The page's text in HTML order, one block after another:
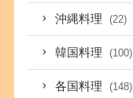
沖縄料理 (22)
韓国料理 (100)
各国料理 (148)